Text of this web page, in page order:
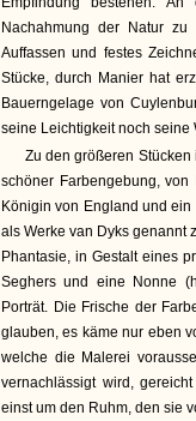
Nachahmung der Natur
Auffassen und festes
Stücke, durch Manier hat
Bauerngelage von
seine Leichtigkeit noch seine
Zu den größeren
schöner Farbengebung,
Königin von England und
als Werke van Dyks genannt
Phantasie, in Gestalt eines
Seghers und eine Nonne
Porträt. Die Frische der
glauben, es käme nur eben
welche die Malerei
vernachlässigt wird,
einst um den Ruhm, den sie